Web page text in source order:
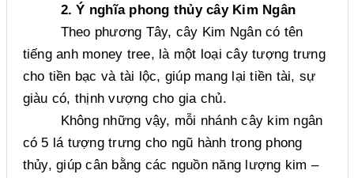
2. Ý nghĩa phong thủy cây Kim Ngân
Theo phương Tây, cây Kim Ngân có tên
tiếng anh money tree, là một loại cây tượng trưng
cho tiền bạc và tài lộc, giúp mang lại tiền tài, sự
giàu có, thịnh vượng cho gia chủ.
Không những vậy, mỗi nhánh cây kim ngân
có 5 lá tượng trưng cho ngũ hành trong phong
thủy, giúp cân bằng các nguồn năng lượng kim –